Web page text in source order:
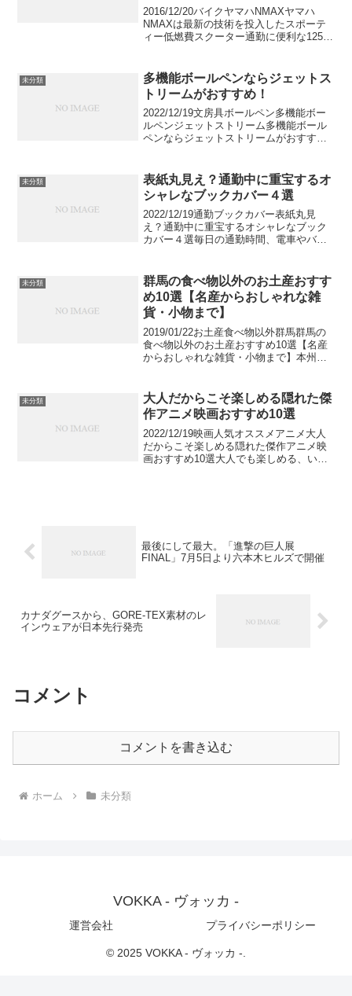
2016/12/20バイクヤマハNMAXヤマハ
NMAXは最新の技術を投入したスポーテ
ィー低燃費スクーター通勤に便利な125cc
り物です。しかし最近のスクーターはそ
れだ...
未分類
多機能ボールペンならジェットス
トリームがおすすめ！
2022/12/19文房具ボールペン多機能ボー
ルペンジェットストリーム多機能ボール
ペンならジェットストリームがおすす
さ、使いやすさや素材、その好みや選び
方は十人十色。...
未分類
表紙丸見え？通勤中に重宝するオ
シャレなブックカバー４選
2022/12/19通勤ブックカバー表紙丸見
え？通勤中に重宝するオシャレなブック
カバー４選毎日の通勤時間、電車やバス
では、意外と見られているのが本の表
紙。どんな本を読ん...
未分類
群馬の食べ物以外のお土産おすす
め10選【名産からおしゃれな雑
貨・小物まで】
2019/01/22お土産食べ物以外群馬群馬の
食べ物以外のお土産おすすめ10選【名産
からおしゃれな雑貨・小物まで】本州の
たい大理石村ロックハート城、2014年に
世界遺産...
未分類
大人だからこそ楽しめる隠れた傑
作アニメ映画おすすめ10選
2022/12/19映画人気オススメアニメ大人
だからこそ楽しめる隠れた傑作アニメ映
画おすすめ10選大人でも楽しめる、いや
最後にして最大。「進撃の巨人展
FINAL」7月5日より六本木ヒルズで開催
カナダグースから、GORE-TEX素材のレ
インウェアが日本先行発売
コメント
コメントを書き込む
ホーム 未分類
VOKKA - ヴォッカ -
運営会社 プライバシーポリシー
© 2025 VOKKA - ヴォッカ -.